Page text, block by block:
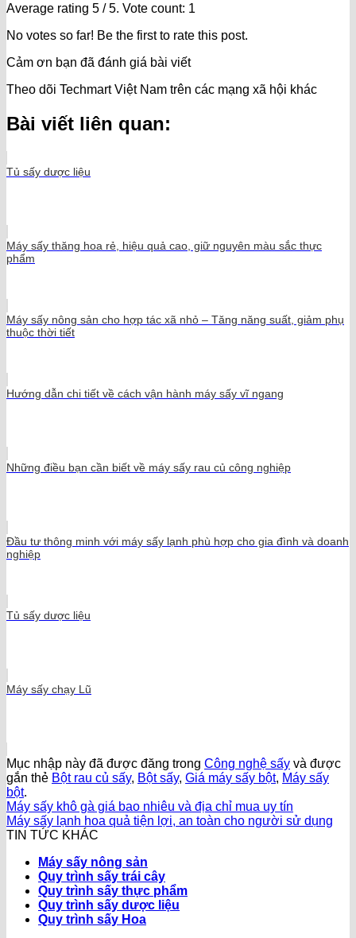
Average rating 5 / 5. Vote count: 1
No votes so far! Be the first to rate this post.
Cảm ơn bạn đã đánh giá bài viết
Theo dõi Techmart Việt Nam trên các mạng xã hội khác
Bài viết liên quan:
Tủ sấy dược liệu
Máy sấy thăng hoa rẻ, hiệu quả cao, giữ nguyên màu sắc thực
phẩm
Máy sấy nông sản cho hợp tác xã nhỏ – Tăng năng suất, giảm phụ
thuộc thời tiết
Hướng dẫn chi tiết về cách vận hành máy sấy vĩ ngang
Những điều bạn cần biết về máy sấy rau củ công nghiệp
Đầu tư thông minh với máy sấy lạnh phù hợp cho gia đình và doanh
nghiệp
Tủ sấy dược liệu
Máy sấy chạy Lũ
Mục nhập này đã được đăng trong Công nghệ sấy và được
gắn thẻ Bột rau củ sấy, Bột sấy, Giá máy sấy bột, Máy sấy
bột.
Máy sấy khô gà giá bao nhiêu và địa chỉ mua uy tín
Máy sấy lạnh hoa quả tiện lợi, an toàn cho người sử dụng
TIN TỨC KHÁC
Máy sấy nông sản
Quy trình sấy trái cây
Quy trình sấy thực phẩm
Quy trình sấy dược liệu
Quy trình sấy Hoa